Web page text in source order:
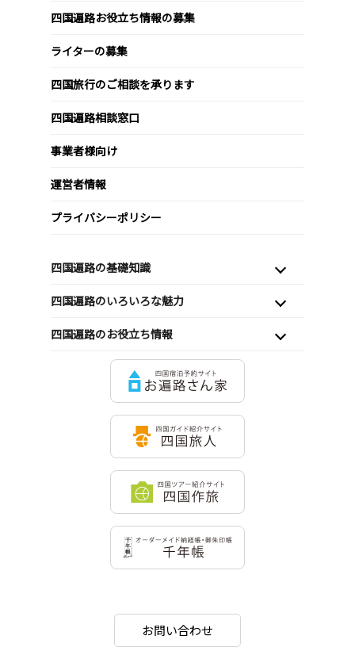
四国遍路お役立ち情報の募集
ライターの募集
四国旅行のご相談を承ります
四国遍路相談窓口
事業者様向け
運営者情報
プライバシーポリシー
四国遍路の基礎知識
四国遍路のいろいろな魅力
四国遍路のお役立ち情報
お問い合わせ